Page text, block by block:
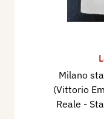
Milano
(Vittorio
Reale -